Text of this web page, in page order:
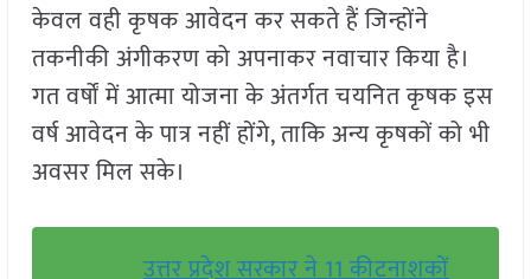
केवल वही कृषक आवेदन कर सकते हैं जिन्होंने
तकनीकी अंगीकरण को अपनाकर नवाचार किया है।
गत वर्षों में आत्मा योजना के अंतर्गत चयनित कृषक इस
वर्ष आवेदन के पात्र नहीं होंगे, ताकि अन्य कृषकों को भी
अवसर मिल सके।
उत्तर प्रदेश सरकार ने 11 कीटनाशकों